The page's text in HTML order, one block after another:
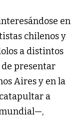
en
chilenos y
a distintos
presentar
Aires y en la
a